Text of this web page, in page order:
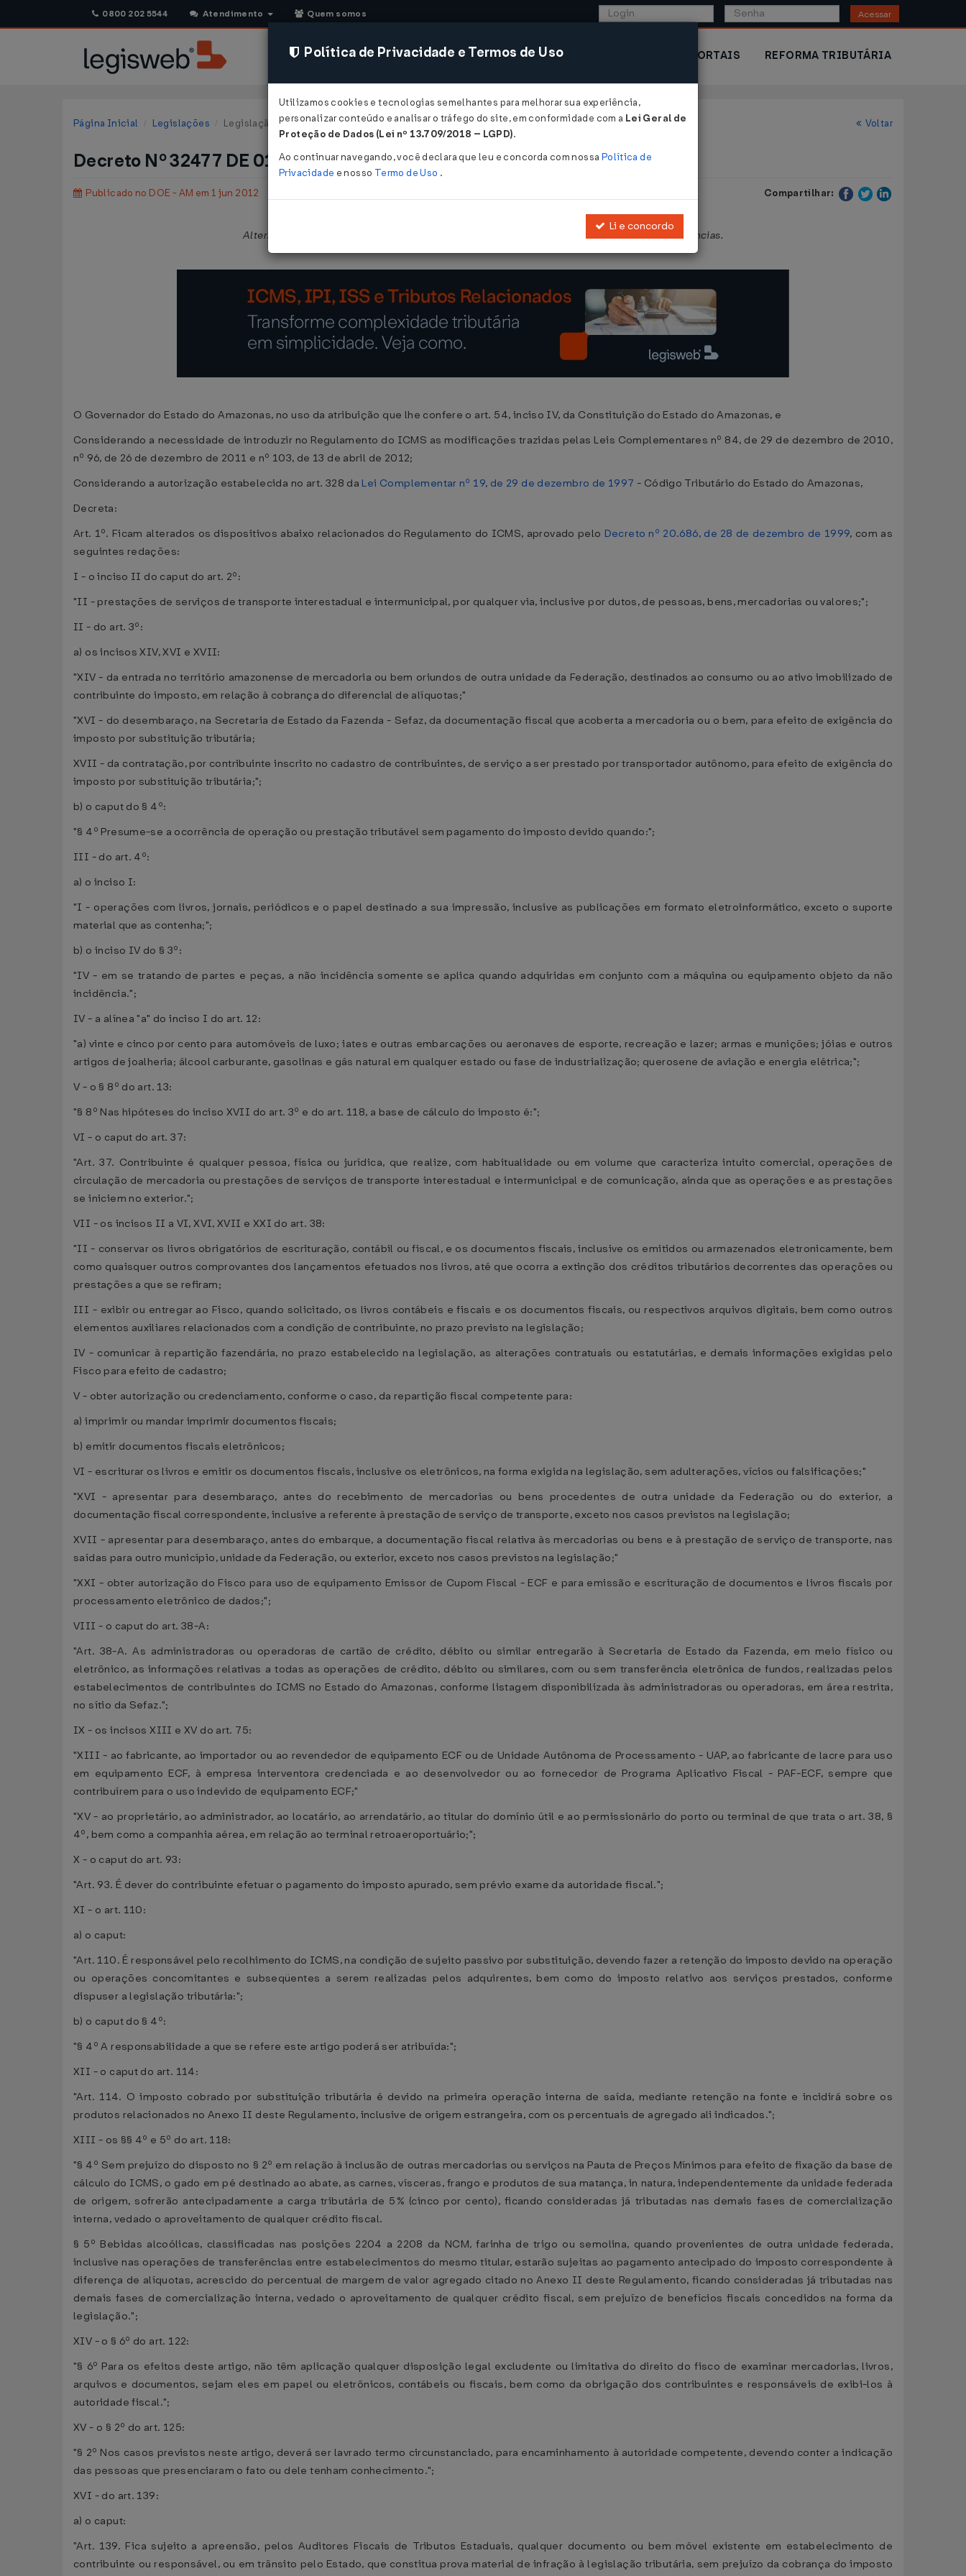
0800 202 5544 Atendimento Quem somos Acessar
CONSULTORIA SISTEMAS COMÉRCIO EXTERIOR PORTAIS REFORMA TRIBUTÁRIA
Página Inicial Legislações Legislação Estadual - Amazonas Voltar
Decreto Nº 32477 DE 01/06/2012
Publicado no DOE - AM em 1 jun 2012 Compartilhar:
Altera o Regulamento do ICMS, aprovado pelo Decreto nº 20.686, de 1999, e dá outras providências.
O Governador do Estado do Amazonas, no uso da atribuição que lhe confere o art. 54, inciso IV, da Constituição do Estado do Amazonas, e
Considerando a necessidade de introduzir no Regulamento do ICMS as modificações trazidas pelas Leis Complementares nº 84, de 29 de dezembro de 2010,
nº 96, de 26 de dezembro de 2011 e nº 103, de 13 de abril de 2012;
Considerando a autorização estabelecida no art. 328 da Lei Complementar nº 19, de 29 de dezembro de 1997 - Código Tributário do Estado do Amazonas,
Decreta:
Art. 1º. Ficam alterados os dispositivos abaixo relacionados do Regulamento do ICMS, aprovado pelo Decreto nº 20.686, de 28 de dezembro de 1999, com as
seguintes redações:
I - o inciso II do caput do art. 2º:
"II - prestações de serviços de transporte interestadual e intermunicipal, por qualquer via, inclusive por dutos, de pessoas, bens, mercadorias ou valores;";
II - do art. 3º:
a) os incisos XIV, XVI e XVII:
"XIV - da entrada no território amazonense de mercadoria ou bem oriundos de outra unidade da Federação, destinados ao consumo ou ao ativo imobilizado de
contribuinte do imposto, em relação à cobrança do diferencial de alíquotas;"
"XVI - do desembaraço, na Secretaria de Estado da Fazenda - Sefaz, da documentação fiscal que acoberta a mercadoria ou o bem, para efeito de exigência do
imposto por substituição tributária;
XVII - da contratação, por contribuinte inscrito no cadastro de contribuintes, de serviço a ser prestado por transportador autônomo, para efeito de exigência do
imposto por substituição tributária;";
b) o caput do § 4º:
"§ 4º Presume-se a ocorrência de operação ou prestação tributável sem pagamento do imposto devido quando:";
III - do art. 4º:
a) o inciso I:
"I - operações com livros, jornais, periódicos e o papel destinado a sua impressão, inclusive as publicações em formato eletroinformático, exceto o suporte
material que as contenha;";
b) o inciso IV do § 3º:
"IV - em se tratando de partes e peças, a não incidência somente se aplica quando adquiridas em conjunto com a máquina ou equipamento objeto da não
incidência.";
IV - a alínea "a" do inciso I do art. 12:
"a) vinte e cinco por cento para automóveis de luxo; iates e outras embarcações ou aeronaves de esporte, recreação e lazer; armas e munições; jóias e outros
artigos de joalheria; álcool carburante, gasolinas e gás natural em qualquer estado ou fase de industrialização; querosene de aviação e energia elétrica;";
V - o § 8º do art. 13:
"§ 8º Nas hipóteses do inciso XVII do art. 3º e do art. 118, a base de cálculo do imposto é:";
VI - o caput do art. 37:
"Art. 37. Contribuinte é qualquer pessoa, física ou jurídica, que realize, com habitualidade ou em volume que caracteriza intuito comercial, operações de
circulação de mercadoria ou prestações de serviços de transporte interestadual e intermunicipal e de comunicação, ainda que as operações e as prestações
se iniciem no exterior.";
VII - os incisos II a VI, XVI, XVII e XXI do art. 38:
"II - conservar os livros obrigatórios de escrituração, contábil ou fiscal, e os documentos fiscais, inclusive os emitidos ou armazenados eletronicamente, bem
como quaisquer outros comprovantes dos lançamentos efetuados nos livros, até que ocorra a extinção dos créditos tributários decorrentes das operações ou
prestações a que se refiram;
III - exibir ou entregar ao Fisco, quando solicitado, os livros contábeis e fiscais e os documentos fiscais, ou respectivos arquivos digitais, bem como outros
elementos auxiliares relacionados com a condição de contribuinte, no prazo previsto na legislação;
IV - comunicar à repartição fazendária, no prazo estabelecido na legislação, as alterações contratuais ou estatutárias, e demais informações exigidas pelo
Fisco para efeito de cadastro;
V - obter autorização ou credenciamento, conforme o caso, da repartição fiscal competente para:
a) imprimir ou mandar imprimir documentos fiscais;
b) emitir documentos fiscais eletrônicos;
VI - escriturar os livros e emitir os documentos fiscais, inclusive os eletrônicos, na forma exigida na legislação, sem adulterações, vícios ou falsificações;"
"XVI - apresentar para desembaraço, antes do recebimento de mercadorias ou bens procedentes de outra unidade da Federação ou do exterior, a
documentação fiscal correspondente, inclusive a referente à prestação de serviço de transporte, exceto nos casos previstos na legislação;
XVII - apresentar para desembaraço, antes do embarque, a documentação fiscal relativa às mercadorias ou bens e à prestação de serviço de transporte, nas
saídas para outro município, unidade da Federação, ou exterior, exceto nos casos previstos na legislação;"
"XXI - obter autorização do Fisco para uso de equipamento Emissor de Cupom Fiscal - ECF e para emissão e escrituração de documentos e livros fiscais por
processamento eletrônico de dados;";
VIII - o caput do art. 38-A:
"Art. 38-A. As administradoras ou operadoras de cartão de crédito, débito ou similar entregarão à Secretaria de Estado da Fazenda, em meio físico ou
eletrônico, as informações relativas a todas as operações de crédito, débito ou similares, com ou sem transferência eletrônica de fundos, realizadas pelos
estabelecimentos de contribuintes do ICMS no Estado do Amazonas, conforme listagem disponibilizada às administradoras ou operadoras, em área restrita,
no sítio da Sefaz.";
IX - os incisos XIII e XV do art. 75:
"XIII - ao fabricante, ao importador ou ao revendedor de equipamento ECF ou de Unidade Autônoma de Processamento - UAP, ao fabricante de lacre para uso
em equipamento ECF, à empresa interventora credenciada e ao desenvolvedor ou ao fornecedor de Programa Aplicativo Fiscal - PAF-ECF, sempre que
contribuírem para o uso indevido de equipamento ECF;"
"XV - ao proprietário, ao administrador, ao locatário, ao arrendatário, ao titular do domínio útil e ao permissionário do porto ou terminal de que trata o art. 38, §
4º, bem como a companhia aérea, em relação ao terminal retroaeroportuário;";
X - o caput do art. 93:
"Art. 93. É dever do contribuinte efetuar o pagamento do imposto apurado, sem prévio exame da autoridade fiscal.";
XI - o art. 110:
a) o caput:
"Art. 110. É responsável pelo recolhimento do ICMS, na condição de sujeito passivo por substituição, devendo fazer a retenção do imposto devido na operação
ou operações concomitantes e subseqüentes a serem realizadas pelos adquirentes, bem como do imposto relativo aos serviços prestados, conforme
dispuser a legislação tributária:";
b) o caput do § 4º:
"§ 4º A responsabilidade a que se refere este artigo poderá ser atribuída:";
XII - o caput do art. 114:
"Art. 114. O imposto cobrado por substituição tributária é devido na primeira operação interna de saída, mediante retenção na fonte e incidirá sobre os
produtos relacionados no Anexo II deste Regulamento, inclusive de origem estrangeira, com os percentuais de agregado ali indicados.";
XIII - os §§ 4º e 5º do art. 118:
"§ 4º Sem prejuízo do disposto no § 2º em relação à inclusão de outras mercadorias ou serviços na Pauta de Preços Mínimos para efeito de fixação da base de
cálculo do ICMS, o gado em pé destinado ao abate, as carnes, vísceras, frango e produtos de sua matança, in natura, independentemente da unidade federada
de origem, sofrerão antecipadamente a carga tributária de 5% (cinco por cento), ficando consideradas já tributadas nas demais fases de comercialização
interna, vedado o aproveitamento de qualquer crédito fiscal.
§ 5º Bebidas alcoólicas, classificadas nas posições 2204 a 2208 da NCM, farinha de trigo ou semolina, quando provenientes de outra unidade federada,
inclusive nas operações de transferências entre estabelecimentos do mesmo titular, estarão sujeitas ao pagamento antecipado do imposto correspondente à
diferença de alíquotas, acrescido do percentual de margem de valor agregado citado no Anexo II deste Regulamento, ficando consideradas já tributadas nas
demais fases de comercialização interna, vedado o aproveitamento de qualquer crédito fiscal, sem prejuízo de benefícios fiscais concedidos na forma da
legislação.";
XIV - o § 6º do art. 122:
"§ 6º Para os efeitos deste artigo, não têm aplicação qualquer disposição legal excludente ou limitativa do direito do fisco de examinar mercadorias, livros,
arquivos e documentos, sejam eles em papel ou eletrônicos, contábeis ou fiscais, bem como da obrigação dos contribuintes e responsáveis de exibi-los à
autoridade fiscal.";
XV - o § 2º do art. 125:
"§ 2º Nos casos previstos neste artigo, deverá ser lavrado termo circunstanciado, para encaminhamento à autoridade competente, devendo conter a indicação
das pessoas que presenciaram o fato ou dele tenham conhecimento.";
XVI - do art. 139:
a) o caput:
"Art. 139. Fica sujeito a apreensão, pelos Auditores Fiscais de Tributos Estaduais, qualquer documento ou bem móvel existente em estabelecimento de
contribuinte ou responsável, ou em trânsito pelo Estado, que constitua prova material de infração à legislação tributária, sem prejuízo da cobrança do imposto
Política de Privacidade e Termos de Uso
Utilizamos cookies e tecnologias semelhantes para melhorar sua experiência,
personalizar conteúdo e analisar o tráfego do site, em conformidade com a Lei Geral de
Proteção de Dados (Lei nº 13.709/2018 – LGPD).
Ao continuar navegando, você declara que leu e concorda com nossa Política de
Privacidade e nosso Termo de Uso .
Li e concordo